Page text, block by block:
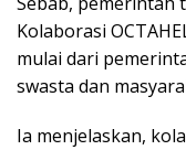
Kolaborasi
mulai dari
swasta dan
Ia menjelaskan,